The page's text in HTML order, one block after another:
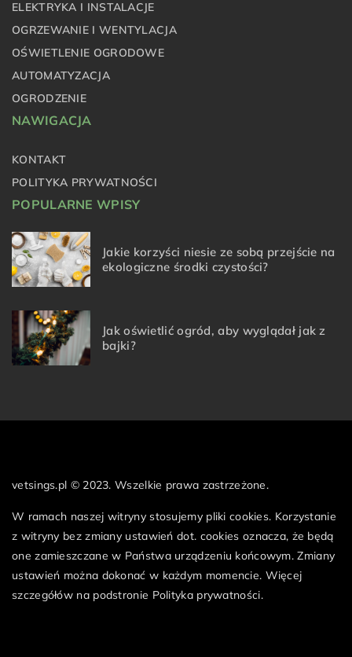
ELEKTRYKA I INSTALACJE
OGRZEWANIE I WENTYLACJA
OŚWIETLENIE OGRODOWE
AUTOMATYZACJA
OGRODZENIE
NAWIGACJA
KONTAKT
POLITYKA PRYWATNOŚCI
POPULARNE WPISY
Jakie korzyści niesie ze sobą przejście na
ekologiczne środki czystości?
Jak oświetlić ogród, aby wyglądał jak z
bajki?
vetsings.pl © 2023. Wszelkie prawa zastrzeżone.
W ramach naszej witryny stosujemy pliki cookies. Korzystanie
z witryny bez zmiany ustawień dot. cookies oznacza, że będą
one zamieszczane w Państwa urządzeniu końcowym. Zmiany
ustawień można dokonać w każdym momencie. Więcej
szczegółów na podstronie Polityka prywatności.